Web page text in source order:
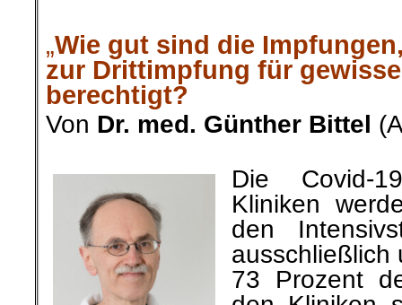
„Wie gut sind die
zur Drittimpfung für
berechtigt?
Von Dr. med. Günther Bittel
Die Covid-
Kliniken
den
ausschließlich
73 Prozent